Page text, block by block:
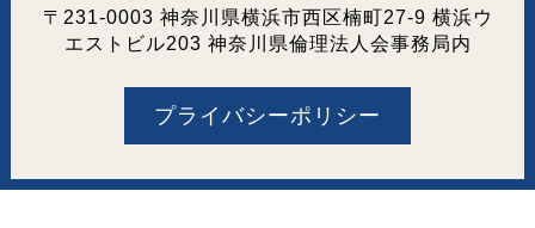
〒231-0003 神奈川県横浜市西区楠町27-9 横浜ウ
エストビル203 神奈川県倫理法人会事務局内
プライバシーポリシー